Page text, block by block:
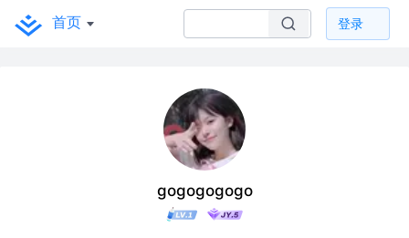
首页 登录
gogogogogo